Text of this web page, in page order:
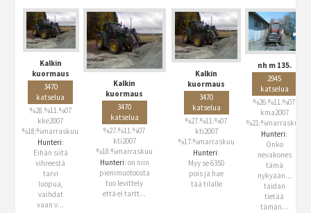
Kalkin
kuormaus
3470
katselua
%28.%11.%07
kke2007
%18:%marraskuu
Hunteri:
Eihän siitä
vihreestä
tarvi
luopua,
vaihdat
vaan v...
Kalkin
kuormaus
3470
katselua
%27.%11.%07
kti2007
%18:%marraskuu
Hunteri: on niin
pienimuotoosta
tuo levittely
että ei tartt...
Kalkin
kuormaus
3470
katselua
%27.%11.%07
kti2007
%17:%marraskuu
Hunteri:
Myy se 6350
pois ja hae
tää tilalle
nh m 135.
2945
katselua
%26.%11.%07
kma2007
%21:%marraskuu
Hunteri:
Onko
nevakones
tämä
nykyään...
taidan
tietää
tämän...